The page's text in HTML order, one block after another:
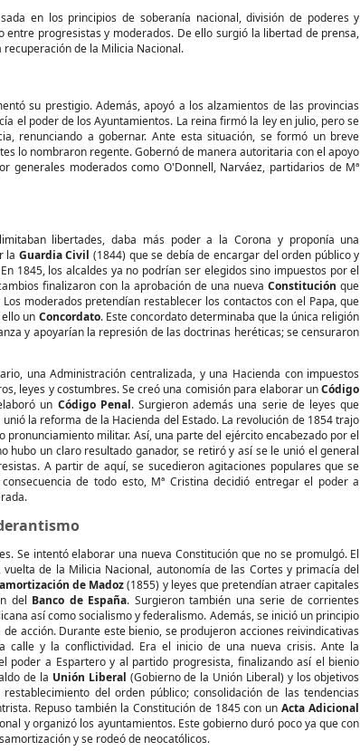
en los principios de soberanía nacional, división de poderes y
progresistas y moderados. De ello surgió la libertad de prensa,
de la Milicia Nacional.
su prestigio. Además, apoyó a los alzamientos de las provincias
el poder de los Ayuntamientos. La reina firmó la ley en julio, pero se
renunciando a gobernar. Ante esta situación, se formó un breve
lo nombraron regente. Gobernó de manera autoritaria con el apoyo
moderados como O'Donnell, Narváez, partidarios de Mª
libertades, daba más poder a la Corona y proponía una
la Guardia Civil (1844) que se debía de encargar del orden público y
1845, los alcaldes ya no podrían ser elegidos sino impuestos por el
finalizaron con la aprobación de una nuevaConstitución que
moderados pretendían restablecer los contactos con el Papa, que
un Concordato. Este concordato determinaba que la única religión
y apoyarían la represión de las doctrinas heréticas; se censuraron
una Administración centralizada, y una Hacienda con impuestos
leyes y costumbres. Se creó una comisión para elaborar unCódigo
un Código Penal. Surgieron además una serie de leyes que
la reforma de la Hacienda del Estado. La revolución de 1854 trajo
militar. Así, una parte del ejército encabezado por el
hubo un claro resultado ganador, se retiró y así se le unió el general
A partir de aquí, se sucedieron agitaciones populares que se
de todo esto, Mª Cristina decidió entregar el poder a
Se intentó elaborar una nueva Constitución que no se promulgó. El
de la Milicia Nacional, autonomía de las Cortes y primacía del
de Madoz(1855) y leyes que pretendían atraer capitales
del Banco de España. Surgieron también una serie de corrientes
así como socialismo y federalismo. Además, se inició un principio
acción. Durante este bienio, se produjeron acciones reivindicativas
calle y la conflictividad. Era el inicio de una nueva crisis. Ante la
poder a Espartero y al partido progresista, finalizando así el bienio
de la Unión Liberal (Gobierno de la Unión Liberal) y los objetivos
del orden público; consolidación de las tendencias
Repuso también la Constitución de 1845 con unActa Adicional
y organizó los ayuntamientos. Este gobierno duró poco ya que con
y se rodeó de neocatólicos.